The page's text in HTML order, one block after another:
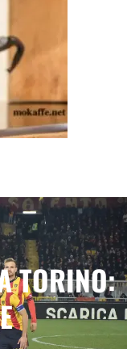
TORINO: